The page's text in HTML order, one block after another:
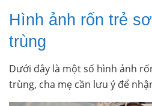
Hình ảnh rốn trẻ
trùng
Dưới đây là một số hình ảnh
trùng, cha mẹ cần lưu ý để